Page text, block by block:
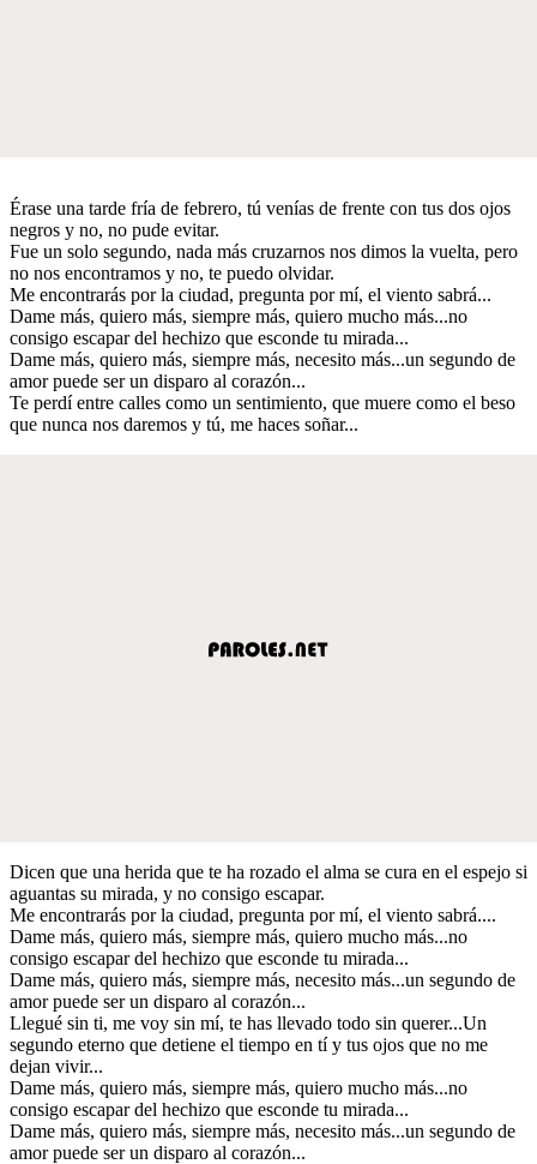
Érase una tarde fría de febrero, tú venías de frente con tus dos ojos
negros y no, no pude evitar.
Fue un solo segundo, nada más cruzarnos nos dimos la vuelta, pero
no nos encontramos y no, te puedo olvidar.
Me encontrarás por la ciudad, pregunta por mí, el viento sabrá...
Dame más, quiero más, siempre más, quiero mucho más...no
consigo escapar del hechizo que esconde tu mirada...
Dame más, quiero más, siempre más, necesito más...un segundo de
amor puede ser un disparo al corazón...
Te perdí entre calles como un sentimiento, que muere como el beso
que nunca nos daremos y tú, me haces soñar...
Dicen que una herida que te ha rozado el alma se cura en el espejo si
aguantas su mirada, y no consigo escapar.
Me encontrarás por la ciudad, pregunta por mí, el viento sabrá....
Dame más, quiero más, siempre más, quiero mucho más...no
consigo escapar del hechizo que esconde tu mirada...
Dame más, quiero más, siempre más, necesito más...un segundo de
amor puede ser un disparo al corazón...
Llegué sin ti, me voy sin mí, te has llevado todo sin querer...Un
segundo eterno que detiene el tiempo en tí y tus ojos que no me
dejan vivir...
Dame más, quiero más, siempre más, quiero mucho más...no
consigo escapar del hechizo que esconde tu mirada...
Dame más, quiero más, siempre más, necesito más...un segundo de
amor puede ser un disparo al corazón...